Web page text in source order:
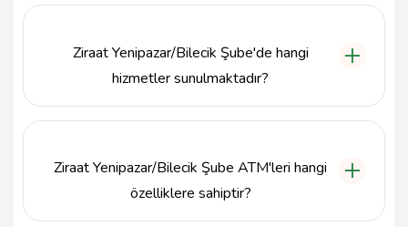
Ziraat Yenipazar/Bilecik Şube'de hangi
hizmetler sunulmaktadır?
Ziraat Yenipazar/Bilecik Şube ATM'leri hangi
özelliklere sahiptir?